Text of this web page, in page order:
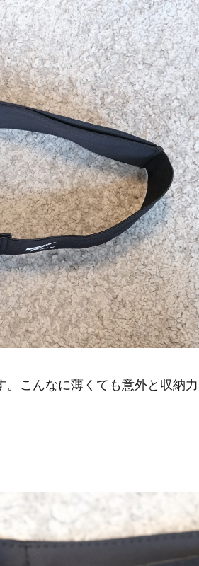
こんなに薄くても意外と収納力